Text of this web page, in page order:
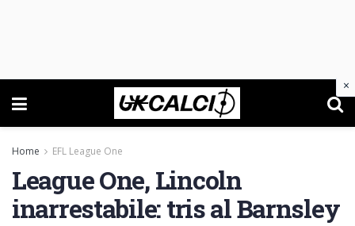
Home EFL League One
League One, Lincoln
inarrestabile: tris al Barnsley
×